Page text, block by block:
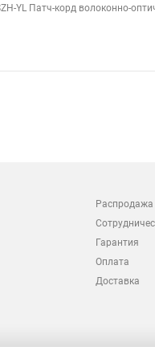
YL Патч-корд волоконно-
Распродажа
Гарантия
Оплата
Доставка